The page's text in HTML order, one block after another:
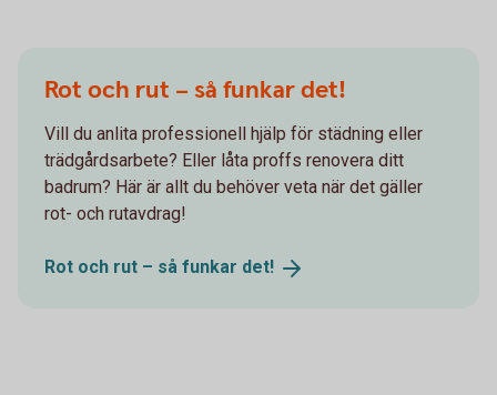
Rot och rut – så funkar det!
Vill du anlita professionell hjälp för städning eller
trädgårdsarbete? Eller låta proffs renovera ditt
badrum? Här är allt du behöver veta när det gäller
rot- och rutavdrag!
Rot och rut – så funkar det!